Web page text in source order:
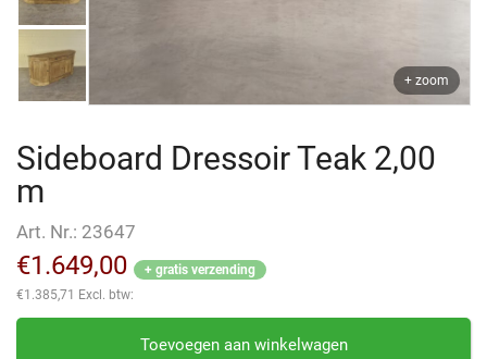
+ zoom
Sideboard Dressoir Teak 2,00
m
Art. Nr.: 23647
€1.649,00
+ gratis verzending
€1.385,71 Excl. btw:
Sideboard
Toevoegen aan winkelwagen